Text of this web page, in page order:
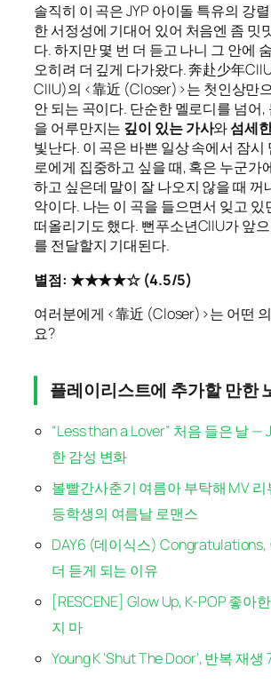
솔직히 이 곡은 JYP 아이돌 특유의 강
한 서정성에 기대어 있어 처음엔 좀 밋
다. 하지만 몇 번 더 듣고 나니 그 안에
오히려 더 깊게 다가왔다. 奔赴少年
CIIU)의 <靠近 (Closer)>는 첫인상만
안 되는 곡이다. 단순한 멜로디를 넘어,
을 어루만지는 깊이 있는 가사와섬세
빛난다. 이 곡은 바쁜 일상 속에서 잠시
로에게 집중하고 싶을 때, 혹은 누군가
하고 싶은데 말이 잘 나오지 않을 때 꺼
악이다. 나는 이 곡을 들으면서 잊고 있
떠올리기도 했다. 뻔푸소년CIIU가 앞
를 전달할지 기대된다.
별점: ★★★★☆ (4.5/5)
여러분에게 <靠近 (Closer)>는 어떤
요?
플레이리스트에 추가할 만한
“Less than a Lover” 처음 들은 날 —
한 감성 변화
볼빨간사춘기 여름아 부탁해 MV 리
등학생의 여름날 로맨스
DAY6 (데이식스) Congratulations,
더 듣게 되는 이유
[RESCENE] Glow Up, K-POP 좋아
지 마
Young K ‘Shut The Door’, 반복 재생